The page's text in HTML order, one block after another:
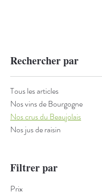
Rechercher par
Tous les articles
Nos vins de Bourgogne
Nos crus du Beaujolais
Nos jus de raisin
Filtrer par
Prix